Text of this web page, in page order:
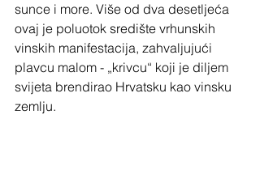
sunce i more. Više od dva desetljeća
ovaj je poluotok središte vrhunskih
vinskih manifestacija, zahvaljujući
plavcu malom - „krivcu“ koji je diljem
svijeta brendirao Hrvatsku kao vinsku
zemlju.